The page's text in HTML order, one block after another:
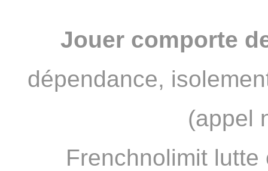
Jouer comporte
dépendance,
(appel
Frenchnolimit